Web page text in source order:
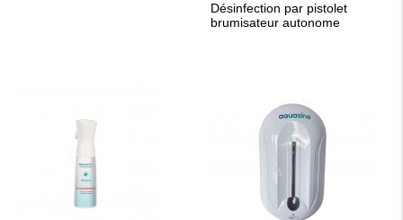
Désinfection par pistolet
brumisateur autonome